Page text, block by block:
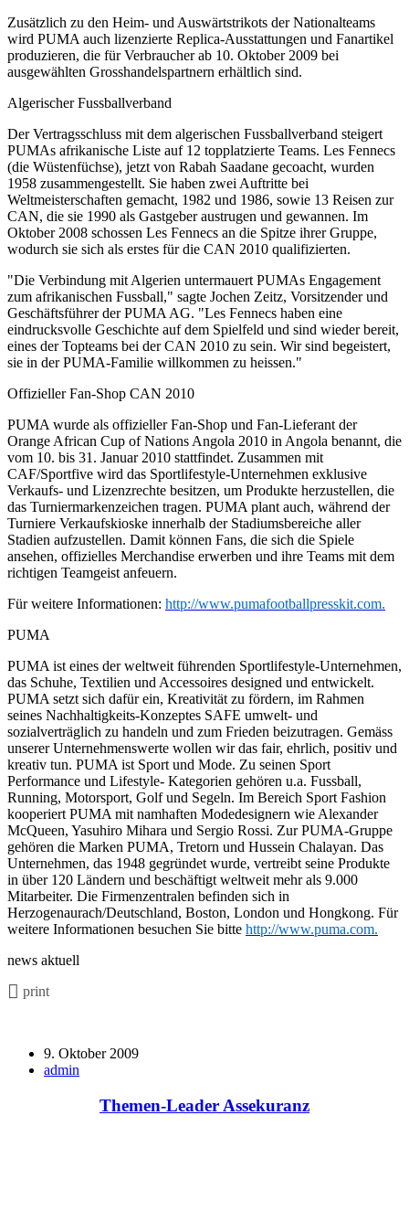
Zusätzlich zu den Heim- und Auswärtstrikots der Nationalteams
wird PUMA auch lizenzierte Replica-Ausstattungen und Fanartikel
produzieren, die für Verbraucher ab 10. Oktober 2009 bei
ausgewählten Grosshandelspartnern erhältlich sind.
Algerischer Fussballverband
Der Vertragsschluss mit dem algerischen Fussballverband steigert
PUMAs afrikanische Liste auf 12 topplatzierte Teams. Les Fennecs
(die Wüstenfüchse), jetzt von Rabah Saadane gecoacht, wurden
1958 zusammengestellt. Sie haben zwei Auftritte bei
Weltmeisterschaften gemacht, 1982 und 1986, sowie 13 Reisen zur
CAN, die sie 1990 als Gastgeber austrugen und gewannen. Im
Oktober 2008 schossen Les Fennecs an die Spitze ihrer Gruppe,
wodurch sie sich als erstes für die CAN 2010 qualifizierten.
"Die Verbindung mit Algerien untermauert PUMAs Engagement
zum afrikanischen Fussball," sagte Jochen Zeitz, Vorsitzender und
Geschäftsführer der PUMA AG. "Les Fennecs haben eine
eindrucksvolle Geschichte auf dem Spielfeld und sind wieder bereit,
eines der Topteams bei der CAN 2010 zu sein. Wir sind begeistert,
sie in der PUMA-Familie willkommen zu heissen."
Offizieller Fan-Shop CAN 2010
PUMA wurde als offizieller Fan-Shop und Fan-Lieferant der
Orange African Cup of Nations Angola 2010 in Angola benannt, die
vom 10. bis 31. Januar 2010 stattfindet. Zusammen mit
CAF/Sportfive wird das Sportlifestyle-Unternehmen exklusive
Verkaufs- und Lizenzrechte besitzen, um Produkte herzustellen, die
das Turniermarkenzeichen tragen. PUMA plant auch, während der
Turniere Verkaufskioske innerhalb der Stadiumsbereiche aller
Stadien aufzustellen. Damit können Fans, die sich die Spiele
ansehen, offizielles Merchandise erwerben und ihre Teams mit dem
richtigen Teamgeist anfeuern.
Für weitere Informationen: http://www.pumafootballpresskit.com.
PUMA
PUMA ist eines der weltweit führenden Sportlifestyle-Unternehmen,
das Schuhe, Textilien und Accessoires designed und entwickelt.
PUMA setzt sich dafür ein, Kreativität zu fördern, im Rahmen
seines Nachhaltigkeits-Konzeptes SAFE umwelt- und
sozialverträglich zu handeln und zum Frieden beizutragen. Gemäss
unserer Unternehmenswerte wollen wir das fair, ehrlich, positiv und
kreativ tun. PUMA ist Sport und Mode. Zu seinen Sport
Performance und Lifestyle- Kategorien gehören u.a. Fussball,
Running, Motorsport, Golf und Segeln. Im Bereich Sport Fashion
kooperiert PUMA mit namhaften Modedesignern wie Alexander
McQueen, Yasuhiro Mihara und Sergio Rossi. Zur PUMA-Gruppe
gehören die Marken PUMA, Tretorn und Hussein Chalayan. Das
Unternehmen, das 1948 gegründet wurde, vertreibt seine Produkte
in über 120 Ländern und beschäftigt weltweit mehr als 9.000
Mitarbeiter. Die Firmenzentralen befinden sich in
Herzogenaurach/Deutschland, Boston, London und Hongkong. Für
weitere Informationen besuchen Sie bitte http://www.puma.com.
news aktuell
print
9. Oktober 2009
admin
Themen-Leader Assekuranz